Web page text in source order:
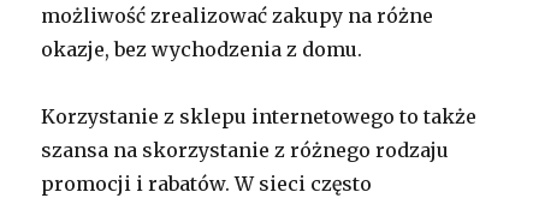
możliwość zrealizować zakupy na różne
okazje, bez wychodzenia z domu.
Korzystanie z sklepu internetowego to także
szansa na skorzystanie z różnego rodzaju
promocji i rabatów. W sieci często